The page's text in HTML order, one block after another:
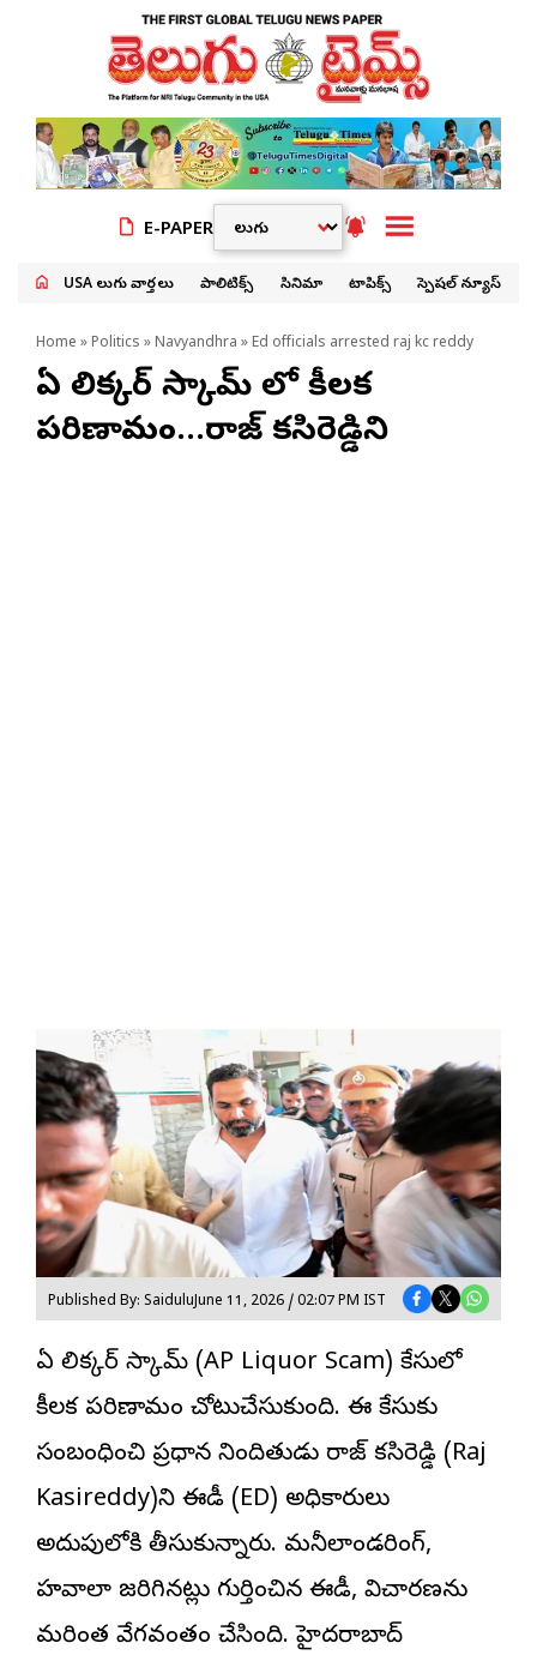
E-PAPER
USA తెలుగు వార్తలు పాలిటిక్స్ సినిమా టాపిక్స్ స్పెషల్ న్యూస్
Home » Politics » Navyandhra » Ed officials arrested raj kc reddy
ఏపీ లిక్కర్ స్కామ్ లో కీలక
పరిణామం…రాజ్ కసిరెడ్డిని
Published By: SaiduluJune 11, 2026 / 02:07 PM IST
ఏపీ లిక్కర్ స్కామ్ (AP Liquor Scam) కేసులో
కీలక పరిణామం చోటుచేసుకుంది. ఈ కేసుకు
సంబంధించి ప్రధాన నిందితుడు రాజ్ కసిరెడ్డి (Raj
Kasireddy)ని ఈడీ (ED) అధికారులు
అదుపులోకి తీసుకున్నారు. మనీలాండరింగ్,
హవాలా జరిగినట్లు గుర్తించిన ఈడీ, విచారణను
మరింత వేగవంతం చేసింది. హైదరాబాద్‌